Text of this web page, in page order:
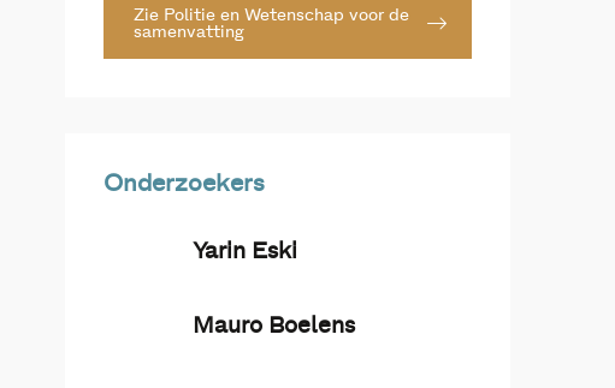
Zie Politie en Wetenschap voor de
samenvatting
Onderzoekers
Yarin Eski
Mauro Boelens